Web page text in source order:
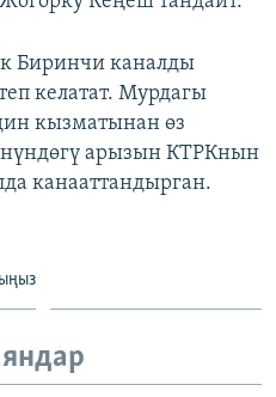
Биринчи каналды
келатат. Мурдагы
кызматынан өз
арызын КТРКнын
канааттандырган.